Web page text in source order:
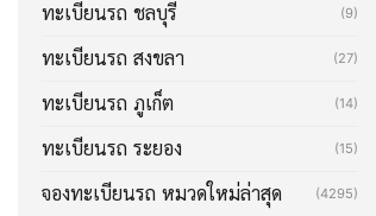
ทะเบียนรถ ชลบุรี (9)
ทะเบียนรถ สงขลา (27)
ทะเบียนรถ ภูเก็ต (14)
ทะเบียนรถ ระยอง (15)
จองทะเบียนรถ หมวดใหม่ล่าสุด (4295)